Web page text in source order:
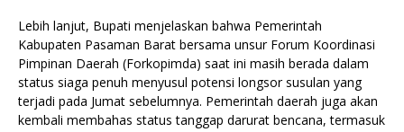
Lebih lanjut, Bupati menjelaskan bahwa Pemerintah
Kabupaten Pasaman Barat bersama unsur Forum Koordinasi
Pimpinan Daerah (Forkopimda) saat ini masih berada dalam
status siaga penuh menyusul potensi longsor susulan yang
terjadi pada Jumat sebelumnya. Pemerintah daerah juga akan
kembali membahas status tanggap darurat bencana, termasuk